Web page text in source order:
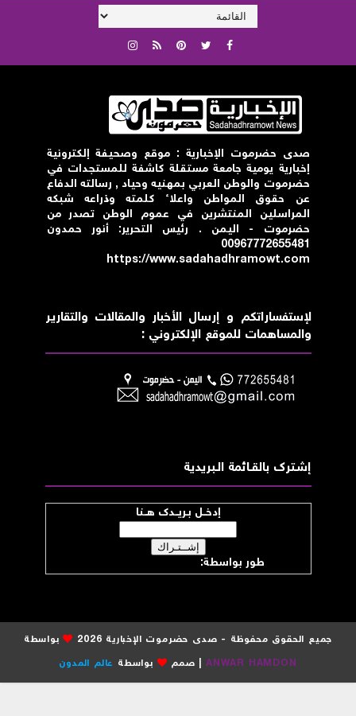
صدى حضرموت الإخبارية : موقع وصحيفة إلكترونية
إخبارية يومية جامعة مستقلة كاشفة للمستجدات في
حضرموت والوطن العربي بمهنيه وحياد , رسالته الدفاع
عن حقوق المواطن واعلاء كلمته وذراعه شبكه
المراسلين المنتشرين في عموم الوطن تصدر من
حضرموت - اليمن . رئيس التحرير: أنور حمدون
00967772655481
https://www.sadahadhramowt.com
لإستفساراتكم و إرسال الأخبار والمقالات والتقارير
والمساهمات للموقع الإلكتروني :
إشــترك بالقـــائمة الــبريدية
إدخــل بـريــدك هــنا
طور بواسطة:موقع صدى حضرموت
جميع الحقوق محفوظة - صدى حضرموت الإخبارية 2026
بواسطة
ANWAR HAMDON| صمم بواسطةعالم المدون